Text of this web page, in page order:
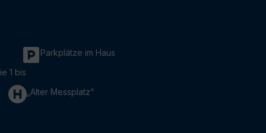
Parkplätze im Haus
1 bis
„Alter Messplatz“